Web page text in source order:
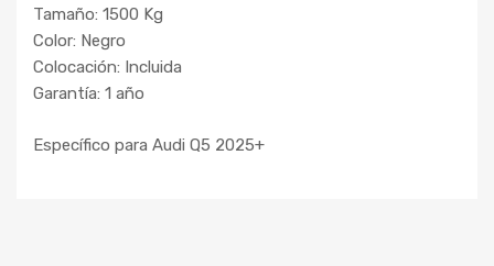
Tamaño: 1500 Kg
Color: Negro
Colocación: Incluida
Garantía: 1 año
Específico para Audi Q5 2025+